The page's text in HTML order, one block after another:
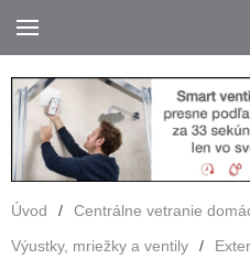
Úvod / Centrálne vetranie
Výustky, mriežky a ventily
/